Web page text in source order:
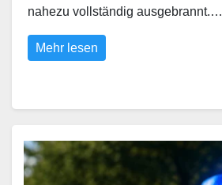
nahezu vollständig ausgebrannt.…
Mehr lesen